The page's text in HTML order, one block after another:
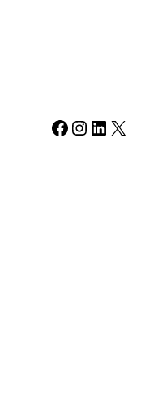
Facebook Instagram LinkedIn X